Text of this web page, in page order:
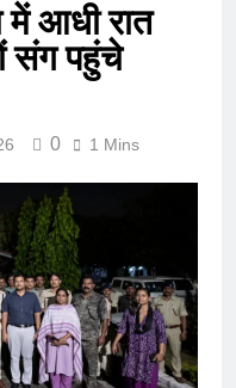
में आधी रात
संग पहुंचे
0 1 Mins